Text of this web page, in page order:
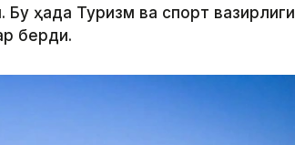
ҳақда Туризм ва спорт вазирлиги
берди.